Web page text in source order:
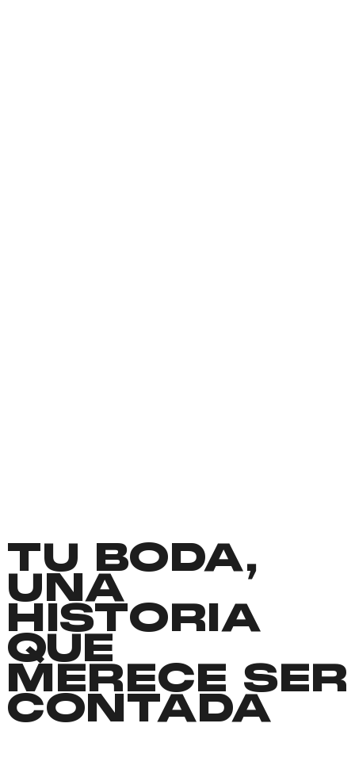
TU BODA,
UNA
HISTORIA
QUE
MERECE SER
CONTADA